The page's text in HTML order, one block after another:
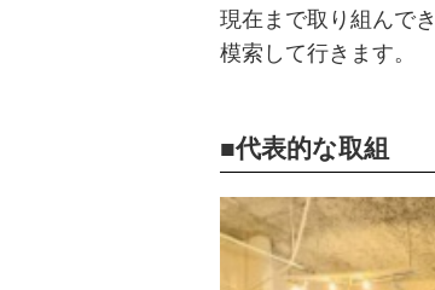
現在まで取り組んで
模索して行きます。
代表的な取組